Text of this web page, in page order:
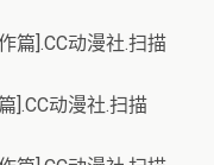
篇].CC动漫社.扫描
].CC动漫社.扫描